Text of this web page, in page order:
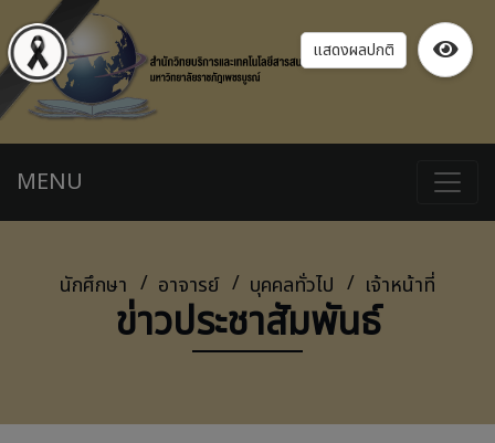
แสดงผลปกติ
MENU
นักศึกษา อาจารย์ บุคคลทั่วไป เจ้าหน้าที่
ข่าวประชาสัมพันธ์